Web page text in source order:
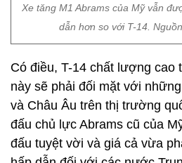
Xe tăng M1 Abrams của Mỹ vẫn
dẫn hơn so với T-14.
Có điều, T-14 chất lượng cao
này sẽ phải đối mặt với
và Châu Âu trên thị trường
đấu chủ lực Abrams cũ của
đấu tuyệt vời và giá cả vừa